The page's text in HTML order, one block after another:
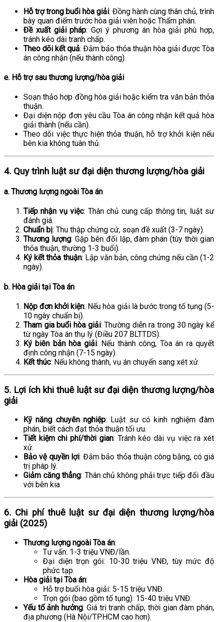
Hỗ trợ trong buổi hòa giải: Đồng hành cùng thân chủ, trình
bày quan điểm trước hòa giải viên hoặc Thẩm phán.
Đề xuất giải pháp: Gợi ý phương án hòa giải phù hợp,
tránh kéo dài tranh chấp.
Theo dõi kết quả: Đảm bảo thỏa thuận hòa giải được Tòa
án công nhận (nếu thành công).
e. Hỗ trợ sau thương lượng/hòa giải
Soạn thảo hợp đồng hòa giải hoặc kiểm tra văn bản thỏa
thuận.
Đại diện nộp đơn yêu cầu Tòa án công nhận kết quả hòa
giải thành (nếu cần).
Theo dõi việc thực hiện thỏa thuận, hỗ trợ khởi kiện nếu
bên kia không tuân thủ.
4. Quy trình luật sư đại diện thương lượng/hòa giải
a. Thương lượng ngoài Tòa án
Tiếp nhận vụ việc: Thân chủ cung cấp thông tin, luật sư
đánh giá.
Chuẩn bị: Thu thập chứng cứ, soạn đề xuất (3-7 ngày).
Thương lượng: Gặp bên đối lập, đàm phán (tùy thời gian
thỏa thuận, thường 1-3 buổi).
Ký kết thỏa thuận: Lập văn bản, công chứng nếu cần (1-2
ngày).
b. Hòa giải tại Tòa án
Nộp đơn khởi kiện: Nếu hòa giải là bước trong tố tụng (5-
10 ngày chuẩn bị).
Tham gia buổi hòa giải: Thường diễn ra trong 30 ngày kể
từ ngày Tòa án thụ lý (Điều 207 BLTTDS).
Ký biên bản hòa giải: Nếu thành công, Tòa án ra quyết
định công nhận (7-15 ngày).
Kết thúc: Nếu không thành, vụ án chuyển sang xét xử.
5. Lợi ích khi thuê luật sư đại diện thương lượng/hòa
giải
Kỹ năng chuyên nghiệp: Luật sư có kinh nghiệm đàm
phán, biết cách đạt thỏa thuận tối ưu.
Tiết kiệm chi phí/thời gian: Tránh kéo dài vụ việc ra xét
xử.
Bảo vệ quyền lợi: Đảm bảo thỏa thuận công bằng, có giá
trị pháp lý.
Giảm căng thẳng: Thân chủ không phải trực tiếp đối đầu
với bên kia.
6. Chi phí thuê luật sư đại diện thương lượng/hòa
giải (2025)
Thương lượng ngoài Tòa án:
Tư vấn: 1-3 triệu VNĐ/lần.
Đại diện trọn gói: 10-30 triệu VNĐ, tùy mức độ
phức tạp.
Hòa giải tại Tòa án:
Hỗ trợ buổi hòa giải: 5-15 triệu VNĐ.
Trọn gói (bao gồm tố tụng): 15-40 triệu VNĐ.
Yếu tố ảnh hưởng: Giá trị tranh chấp, thời gian đàm phán,
địa phương (Hà Nội/TP.HCM cao hơn).